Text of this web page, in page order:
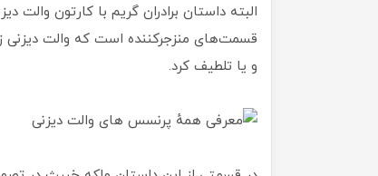
البته داستان برادران گریم با کارتون
قسمت‌های منزجرکننده است که والت دیزنی
و یا تلطیف کرد.